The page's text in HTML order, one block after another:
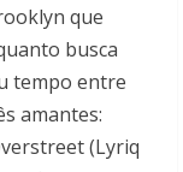
que
busca
tempo entre
amantes:
(Lyriq